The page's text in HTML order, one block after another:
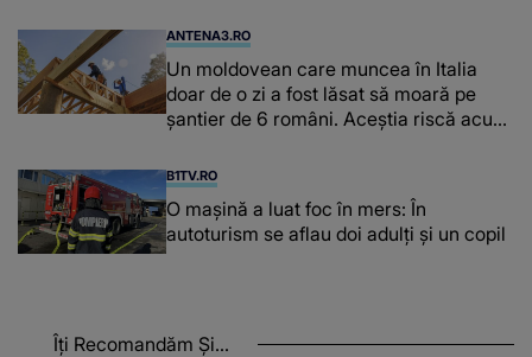
ANTENA3.RO
Un moldovean care muncea în Italia
doar de o zi a fost lăsat să moară pe
şantier de 6 români. Aceștia riscă acum
B1TV.RO
O maşină a luat foc în mers: În
autoturism se aflau doi adulți și un copil
Îți Recomandăm Și...